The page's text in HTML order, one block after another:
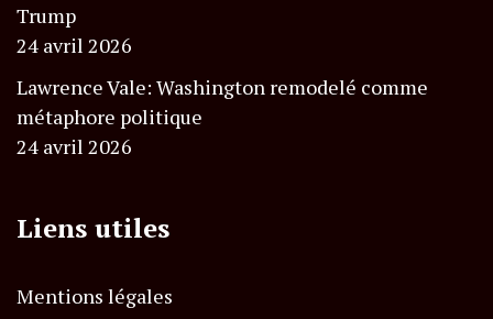
Trump
24 avril 2026
Lawrence Vale: Washington remodelé comme
métaphore politique
24 avril 2026
Liens utiles
Mentions légales